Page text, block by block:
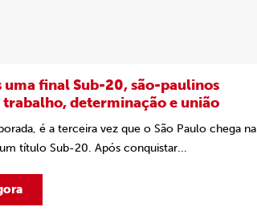
uma final Sub-20, são-paulinos
determinação e união
é a terceira vez que o São Paulo chega na
título Sub-20. Após conquistar...